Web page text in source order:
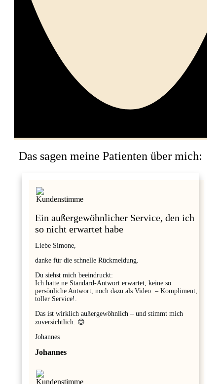
Das sagen meine Patienten über mich:
Ein außergewöhnlicher Service, den ich
so nicht erwartet habe
Liebe Simone,
danke für die schnelle Rückmeldung.
Du siehst mich beeindruckt:
Ich hatte ne Standard-Antwort erwartet, keine so
persönliche Antwort, noch dazu als Video – Kompliment,
toller Service!.
Das ist wirklich außergewöhnlich – und stimmt mich
zuversichtlich. 😊
Johannes
Johannes